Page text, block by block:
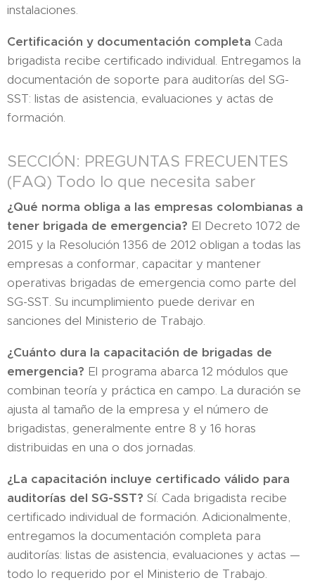
instalaciones.
Certificación y documentación completa Cada
brigadista recibe certificado individual. Entregamos la
documentación de soporte para auditorías del SG-
SST: listas de asistencia, evaluaciones y actas de
formación.
SECCIÓN: PREGUNTAS FRECUENTES
(FAQ) Todo lo que necesita saber
¿Qué norma obliga a las empresas colombianas a
tener brigada de emergencia? El Decreto 1072 de
2015 y la Resolución 1356 de 2012 obligan a todas las
empresas a conformar, capacitar y mantener
operativas brigadas de emergencia como parte del
SG-SST. Su incumplimiento puede derivar en
sanciones del Ministerio de Trabajo.
¿Cuánto dura la capacitación de brigadas de
emergencia? El programa abarca 12 módulos que
combinan teoría y práctica en campo. La duración se
ajusta al tamaño de la empresa y el número de
brigadistas, generalmente entre 8 y 16 horas
distribuidas en una o dos jornadas.
¿La capacitación incluye certificado válido para
auditorías del SG-SST? Sí. Cada brigadista recibe
certificado individual de formación. Adicionalmente,
entregamos la documentación completa para
auditorías: listas de asistencia, evaluaciones y actas —
todo lo requerido por el Ministerio de Trabajo.